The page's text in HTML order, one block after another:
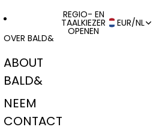
OVER BALD&
ABOUT
BALD&
NEEM
CONTACT
REGIO- EN
TAALKIEZER
OPENEN
EUR/NL